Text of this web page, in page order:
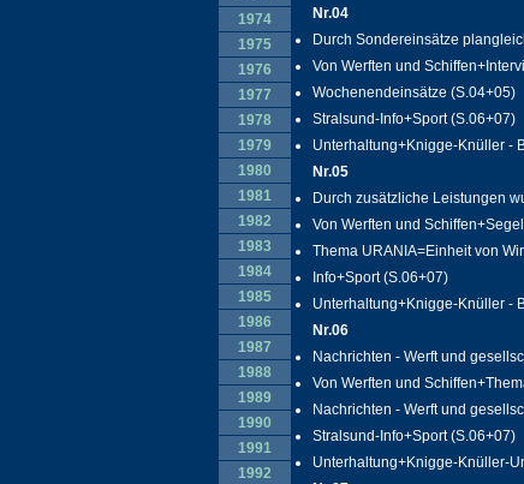
1974
1975
1976
1977
1978
1979
1980
1981
1982
1983
1984
1985
1986
1987
1988
1989
1990
1991
1992
Nr.04
Durch Sondereinsätze
Von Werften und
Wochenendeinsätze (S.04+05)
Stralsund-Info+Sport (S.06+07)
Unterhaltung+Knigge-Knüller -
Nr.05
Durch zusätzliche Leistungen
Von Werften und
Thema URANIA=Einheit von
Info+Sport (S.06+07)
Unterhaltung+Knigge-Knüller -
Nr.06
Nachrichten - Werft und
Von Werften und
Nachrichten - Werft und
Stralsund-Info+Sport (S.06+07)
Unterhaltung+Knigge-Knüller-